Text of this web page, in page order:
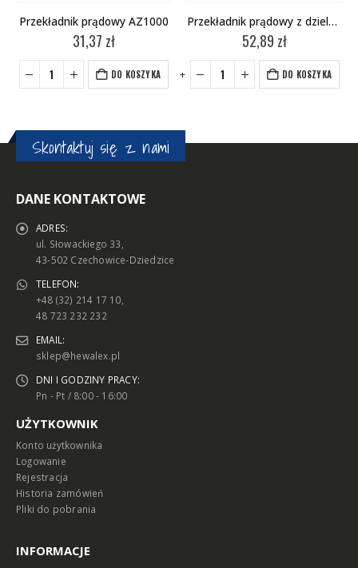
Przekładnik prądowy AZ1000
31,37 zł
DO KOSZYKA
Przekładnik prądowy z dzielonym rdzeniem SCT010
52,89 zł
DO KOSZYKA
- + -
Skontaktuj się z nami
DANE KONTAKTOWE
ADRES:
ul. Słowackiego 33,
43-502 Czechowice-Dziedzice
TELEFON:
+48 (32) 214 17 10,
48 723 232 232
EMAIL:
sklep@hewalex.pl
DNI I GODZINY PRACY:
Pn - Pt / 8:00 - 16:00
UŻYTKOWNIK
Konto użytkownika
Logowanie
Rejestracja
Historia zamówień
Pliki do pobrania
INFORMACJE